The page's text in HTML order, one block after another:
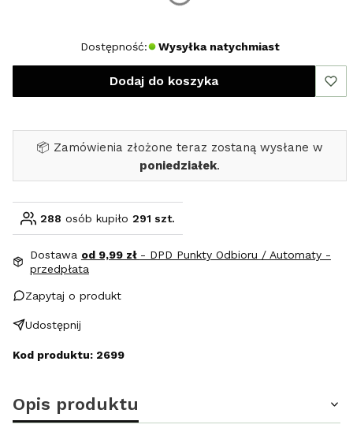
Dostępność: Wysyłka natychmiast
Dodaj do koszyka
📦 Zamówienia złożone teraz zostaną wysłane w
poniedziałek.
288 osób kupiło 291 szt.
Dostawa od 9,99 zł - DPD Punkty Odbioru / Automaty -
przedpłata
Zapytaj o produkt
Udostępnij
Kod produktu: 2699
Opis produktu